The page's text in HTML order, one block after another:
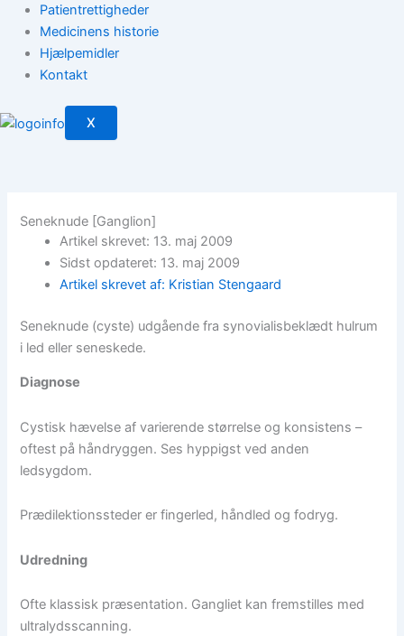
Patientrettigheder
Medicinens historie
Hjælpemidler
Kontakt
X
Seneknude [Ganglion]
Artikel skrevet: 13. maj 2009
Sidst opdateret: 13. maj 2009
Artikel skrevet af: Kristian Stengaard
Seneknude (cyste) udgående fra synovialisbeklædt hulrum
i led eller seneskede.
Diagnose
Cystisk hævelse af varierende størrelse og konsistens –
oftest på håndryggen. Ses hyppigst ved anden
ledsygdom.
Prædilektionssteder er fingerled, håndled og fodryg.
Udredning
Ofte klassisk præsentation. Gangliet kan fremstilles med
ultralydsscanning.